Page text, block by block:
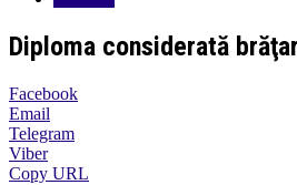
Diploma considerată
Facebook
Email
Telegram
Viber
Copy URL